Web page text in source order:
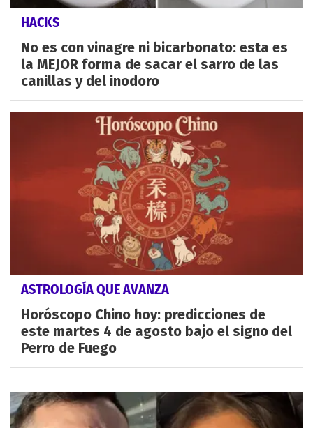
HACKS
No es con vinagre ni bicarbonato: esta es
la MEJOR forma de sacar el sarro de las
canillas y del inodoro
ASTROLOGÍA QUE AVANZA
Horóscopo Chino hoy: predicciones de
este martes 4 de agosto bajo el signo del
Perro de Fuego